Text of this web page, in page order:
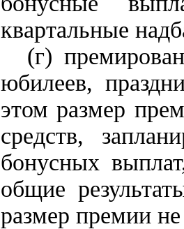
квартальные
(г)
юбилеев,
этом размер
средств,
бонусных
общие
размер премии